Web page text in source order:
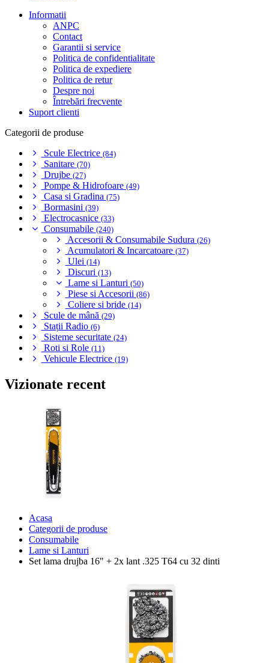
Informatii
ANPC
Contact
Garantii si service
Politica de confidentialitate
Politica de expediere
Politica de retur
Despre noi
Întrebări frecvente
Suport clienti
Categorii de produse
Scule Electrice (84)
Sanitare (70)
Drujbe (27)
Pompe & Hidrofoare (49)
Casa si Gradina (75)
Bormasini (39)
Electrocasnice (33)
Consumabile (240)
Accesorii & Consumabile Sudura (26)
Acumulatori & Incarcatoare (37)
Ulei (14)
Discuri (13)
Lame si Lanturi (50)
Piese si Accesorii (86)
Coliere si bride (14)
Scule de mână (29)
Stații Radio (6)
Sisteme securitate (24)
Roti si Role (11)
Vehicule Electrice (19)
Vizionate recent
Acasa
Categorii de produse
Consumabile
Lame si Lanturi
Set lama drujba 16" + 2x lant .325 T64 cu 32 dinti